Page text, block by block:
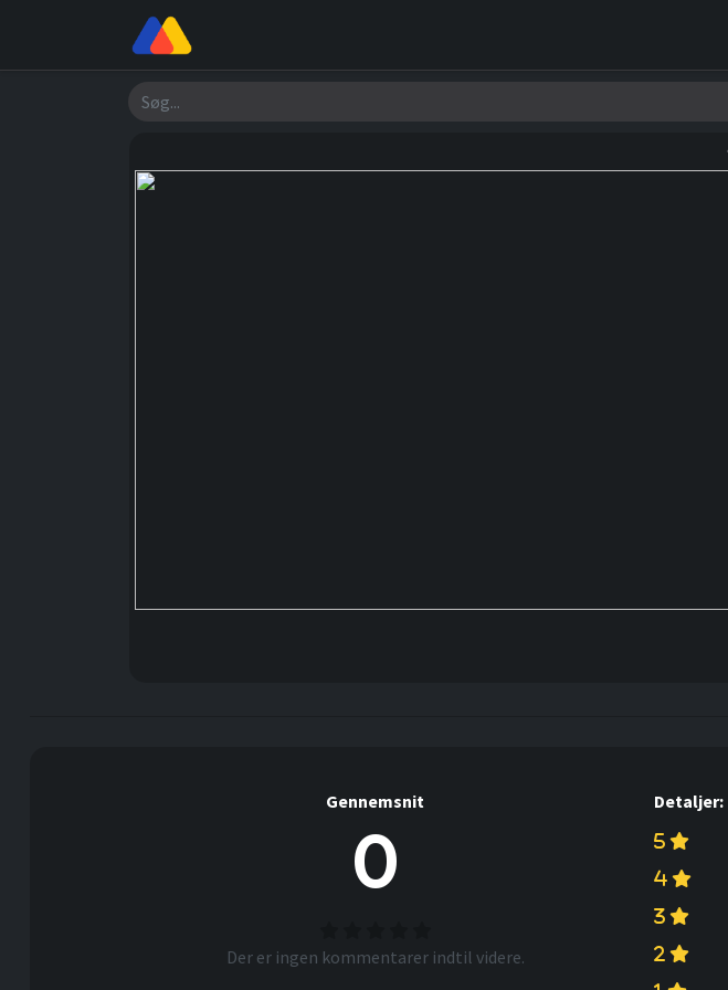
Søg
Gennemsnit
0
Der er ingen kommentarer indtil videre.
Detaljer: